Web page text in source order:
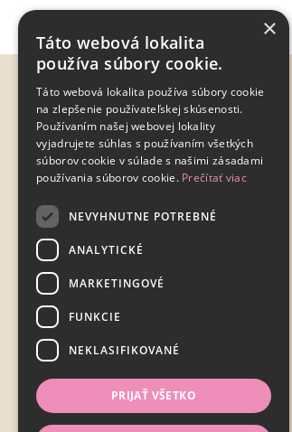
Menu
Úvod
×
Táto webová lokalita
používa súbory cookie.
Táto webová lokalita používa súbory cookie
na zlepšenie používateľskej skúsenosti.
Používaním našej webovej lokality
vyjadrujete súhlas s používaním všetkých
súborov cookie v súlade s našimi zásadami
používania súborov cookie. Prečítať viac
NEVYHNUTNE POTREBNÉ
ANALYTICKÉ
MARKETINGOVÉ
FUNKCIE
NEKLASIFIKOVANÉ
PRIJAŤ VŠETKO